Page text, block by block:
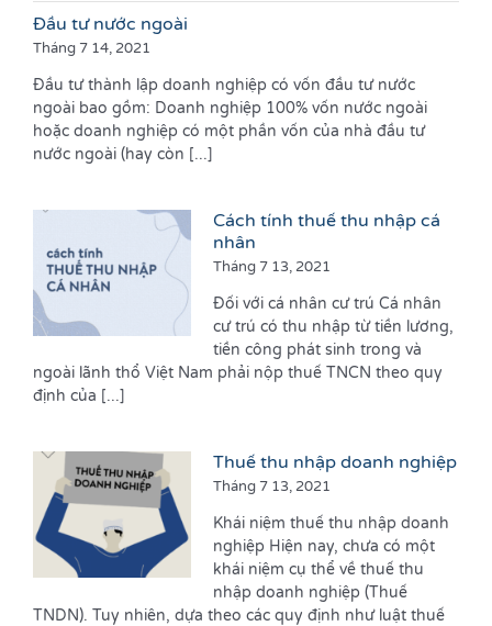
Đầu tư nước ngoài
Tháng 7 14, 2021
Đầu tư thành lập doanh nghiệp có vốn đầu tư nước
ngoài bao gồm: Doanh nghiệp 100% vốn nước ngoài
hoặc doanh nghiệp có một phần vốn của nhà đầu tư
nước ngoài (hay còn [...]
Cách tính thuế thu nhập cá
nhân
Tháng 7 13, 2021
Đối với cá nhân cư trú Cá nhân
cư trú có thu nhập từ tiền lương,
tiền công phát sinh trong và
ngoài lãnh thổ Việt Nam phải nộp thuế TNCN theo quy
định của [...]
Thuế thu nhập doanh nghiệp
Tháng 7 13, 2021
Khái niệm thuế thu nhập doanh
nghiệp Hiện nay, chưa có một
khái niệm cụ thể về thuế thu
nhập doanh nghiệp (Thuế
TNDN). Tuy nhiên, dựa theo các quy định như luật thuế